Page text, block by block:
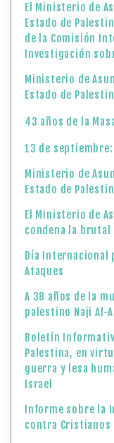
El Ministerio de
Estado de
de la Comisión
Investigación
Ministerio de
Estado de
43 años de la
13 de
Ministerio de
Estado de
El Ministerio de
condena la
Día Internacional
Ataques
A 38 años de la
palestino Naji Al-
Boletín
Palestina, en
guerra y lesa
Israel
Informe sobre la
contra Cristianos